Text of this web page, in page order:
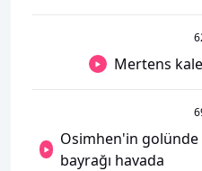
Mertens
Osimhen'in
bayrağı havada